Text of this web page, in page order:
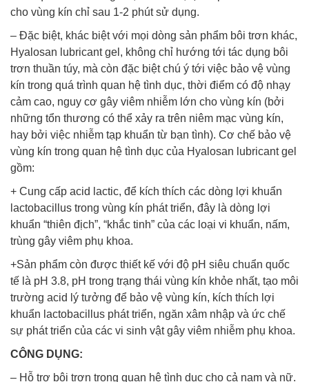
cho vùng kín chỉ sau 1-2 phút sử dụng.
– Đặc biệt, khác biệt với mọi dòng sản phẩm bôi trơn khác,
Hyalosan lubricant gel, không chỉ hướng tới tác dụng bôi
trơn thuần túy, mà còn đặc biệt chú ý tới việc bảo vệ vùng
kín trong quá trình quan hệ tình dục, thời điểm có độ nhạy
cảm cao, nguy cơ gây viêm nhiễm lớn cho vùng kín (bởi
những tổn thương có thể xảy ra trên niêm mạc vùng kín,
hay bởi việc nhiễm tạp khuẩn từ bạn tình). Cơ chế bảo vệ
vùng kín trong quan hệ tình dục của Hyalosan lubricant gel
gồm:
+ Cung cấp acid lactic, để kích thích các dòng lợi khuẩn
lactobacillus trong vùng kín phát triển, đây là dòng lợi
khuẩn “thiên địch”, “khắc tinh” của các loại vi khuẩn, nấm,
trùng gây viêm phụ khoa.
+Sản phẩm còn được thiết kế với độ pH siêu chuẩn quốc
tế là pH 3.8, pH trong trạng thái vùng kín khỏe nhất, tạo môi
trường acid lý tưởng để bảo vệ vùng kín, kích thích lợi
khuẩn lactobacillus phát triển, ngăn xâm nhập và ức chế
sự phát triển của các vi sinh vật gây viêm nhiễm phụ khoa.
CÔNG DỤNG:
– Hỗ trợ bôi trơn trong quan hệ tình dục cho cả nam và nữ.